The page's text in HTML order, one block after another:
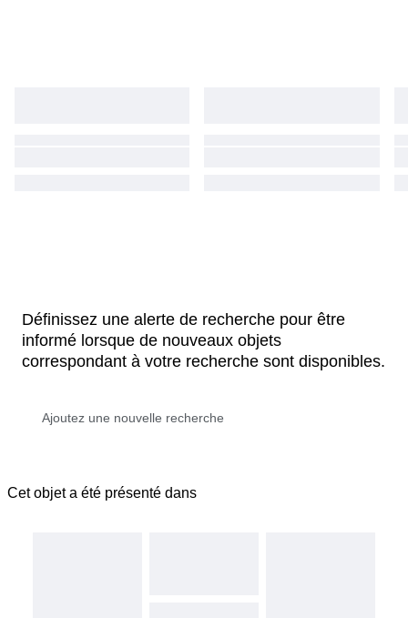
Définissez une alerte de recherche pour être
informé lorsque de nouveaux objets
correspondant à votre recherche sont disponibles.
Cet objet a été présenté dans